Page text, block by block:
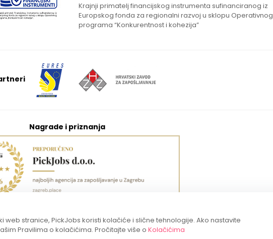
Krajnji primatelj financijskog instrumenta sufinanciranog iz
Europskog fonda za regionalni razvoj u sklopu Operativnog
programa “Konkurentnost i kohezija”
Nagrade i priznanja
stranice, PickJobs koristi kolačiće i slične tehnologije. Ako nastavite
Pravilima o kolačićima. Pročitajte više o Kolačićima